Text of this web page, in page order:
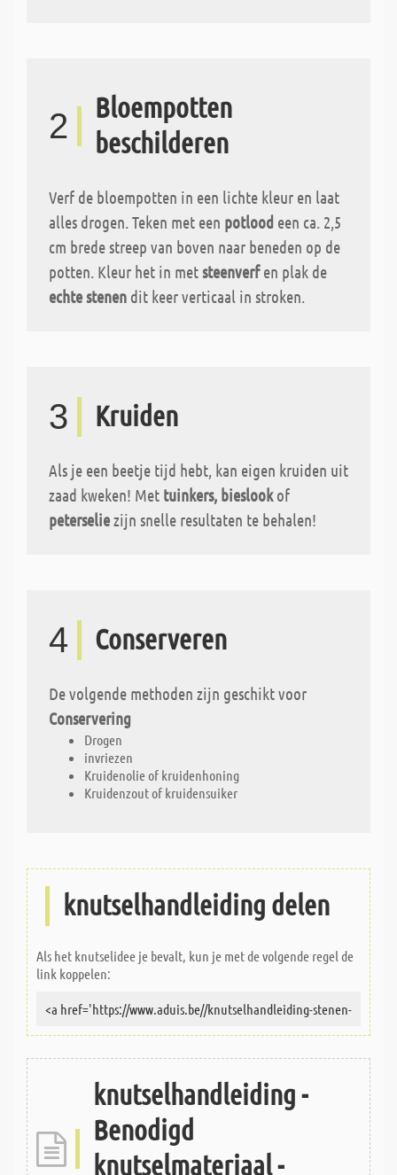
2
Bloempotten
beschilderen
Verf de bloempotten in een lichte kleur en laat
alles drogen. Teken met een potlood een ca. 2,5
cm brede streep van boven naar beneden op de
potten. Kleur het in metsteenverfen plak de
echte stenen dit keer verticaal in stroken.
3 Kruiden
Als je een beetje tijd hebt, kan eigen kruiden uit
zaad kweken! Met tuinkers, bieslookof
peterseliezijn snelle resultaten te behalen!
4 Conserveren
De volgende methoden zijn geschikt voor
Conservering
Drogen
invriezen
Kruidenolie of kruidenhoning
Kruidenzout of kruidensuiker
knutselhandleiding delen
Als het knutselidee je bevalt, kun je met de volgende regel de
link koppelen:
knutselhandleiding -
Benodigd
knutselmateriaal -